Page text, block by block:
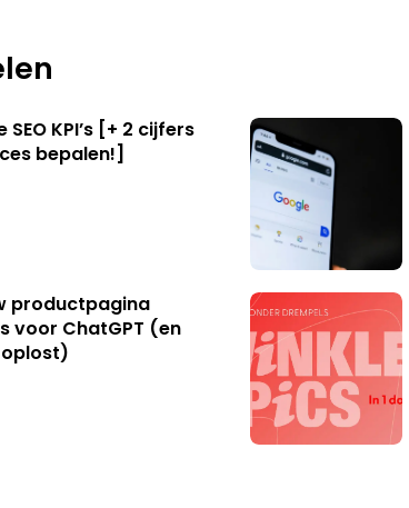
KPI’s [+ 2 cijfers
bepalen!]
productpagina
voor ChatGPT (en
oplost)